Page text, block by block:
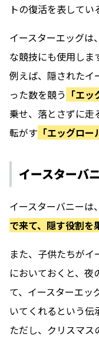
トの復活を表してい
イースターエッグは
な競技にも使用しま
例えば、隠されたイ
った数を競う 「エッ
乗せ、落とさずに走
転がす 「エッグロー
イースターバ
イースターバニーは、
で来て、隠す役割を
また、子供たちが
においておくと、夜
て、イースターエッ
いてくれるという伝
ただし、クリスマス